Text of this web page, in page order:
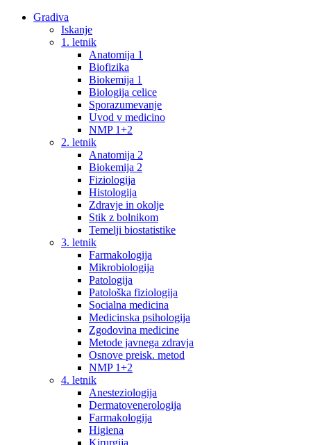
Gradiva
Iskanje
1. letnik
Anatomija 1
Biofizika
Biokemija 1
Biologija celice
Sporazumevanje
Uvod v medicino
NMP 1+2
2. letnik
Anatomija 2
Biokemija 2
Fiziologija
Histologija
Zdravje in okolje
Stik z bolnikom
Temelji biostatistike
3. letnik
Farmakologija
Mikrobiologija
Patologija
Patološka fiziologija
Socialna medicina
Medicinska psihologija
Zgodovina medicine
Metode javnega zdravja
Osnove preisk. metod
NMP 1+2
4. letnik
Anesteziologija
Dermatovenerologija
Farmakologija
Higiena
Kirurgija